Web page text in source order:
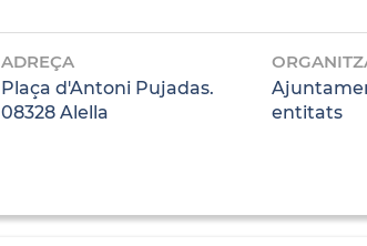
ADREÇA
Plaça d'Antoni Pujadas.
08328 Alella
entitats